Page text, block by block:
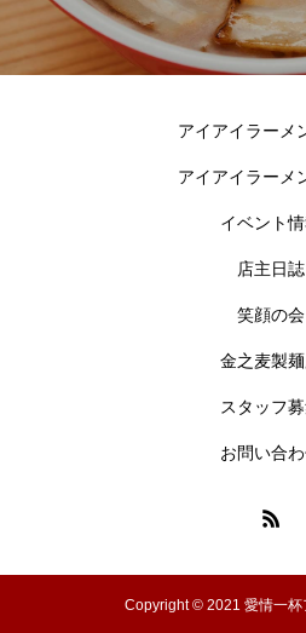
アイアイラーメ
アイアイラーメ
イベント
店主日誌
笑顔の会
金之麦製
スタッフ
お問い合
Copyright © 2021 愛情一杯